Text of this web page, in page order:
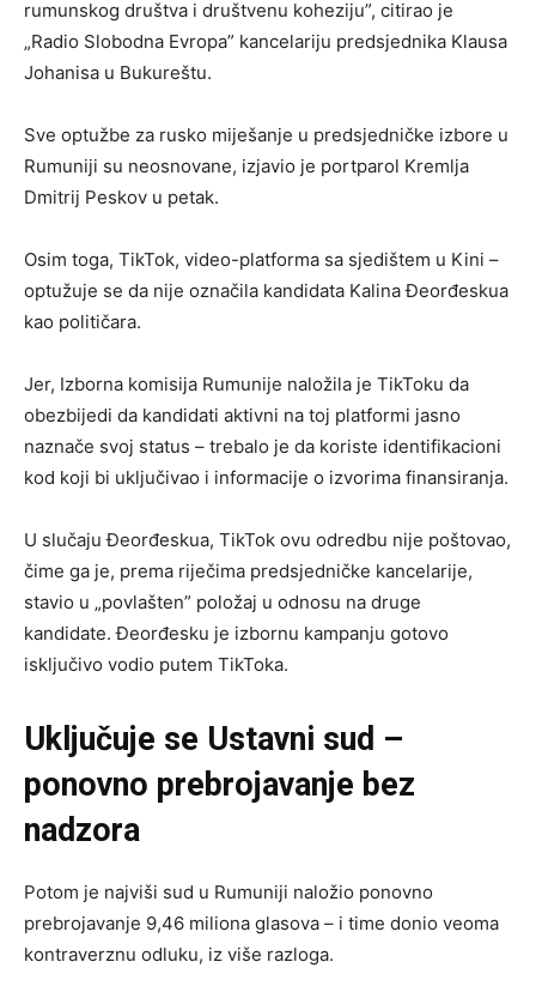
rumunskog društva i društvenu koheziju”, citirao je
„Radio Slobodna Evropa” kancelariju predsjednika Klausa
Johanisa u Bukureštu.
Sve optužbe za rusko miješanje u predsjedničke izbore u
Rumuniji su neosnovane, izjavio je portparol Kremlja
Dmitrij Peskov u petak.
Osim toga, TikTok, video-platforma sa sjedištem u Kini –
optužuje se da nije označila kandidata Kalina Đeorđeskua
kao političara.
Jer, Izborna komisija Rumunije naložila je TikToku da
obezbijedi da kandidati aktivni na toj platformi jasno
naznače svoj status – trebalo je da koriste identifikacioni
kod koji bi uključivao i informacije o izvorima finansiranja.
U slučaju Đeorđeskua, TikTok ovu odredbu nije poštovao,
čime ga je, prema riječima predsjedničke kancelarije,
stavio u „povlašten” položaj u odnosu na druge
kandidate. Đeorđesku je izbornu kampanju gotovo
isključivo vodio putem TikToka.
Uključuje se Ustavni sud –
ponovno prebrojavanje bez
nadzora
Potom je najviši sud u Rumuniji naložio ponovno
prebrojavanje 9,46 miliona glasova – i time donio veoma
kontraverznu odluku, iz više razloga.